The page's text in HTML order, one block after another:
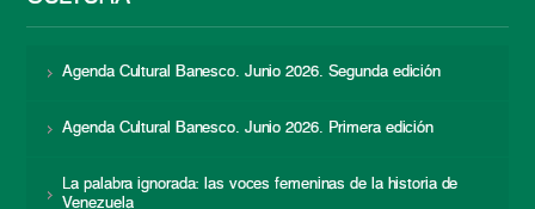
Agenda Cultural Banesco. Junio 2026. Segunda edición
Agenda Cultural Banesco. Junio 2026. Primera edición
La palabra ignorada: las voces femeninas de la historia de
Venezuela